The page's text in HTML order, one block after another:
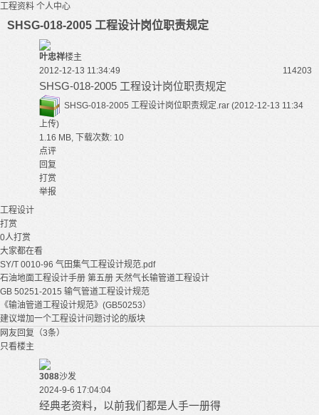
工程资料 个人中心
SHSG-018-2005 工程设计岗位职责规定
叶忠祥楼主
2012-12-13 11:34:49
114203
SHSG-018-2005 工程设计岗位职责规定
SHSG-018-2005 工程设计岗位职责规定.rar (2012-12-13 11:34
上传)
1.16 MB, 下载次数: 10
点评
回复
打赏
举报
工程设计
打赏
0人打赏
大家都在看
SY/T 0010-96 气田集气工程设计规范.pdf
石油地面工程设计手册 第五册 天然气长输管道工程设计
GB 50251-2015 输气管道工程设计规范
《输油管道工程设计规范》(GB50253）
建议增加一个工程设计问题讨论的版块
网友回复（3条）
只看楼主
3088沙发
2024-9-6 17:04:04
经典老资料，以前我们都是人手一册得